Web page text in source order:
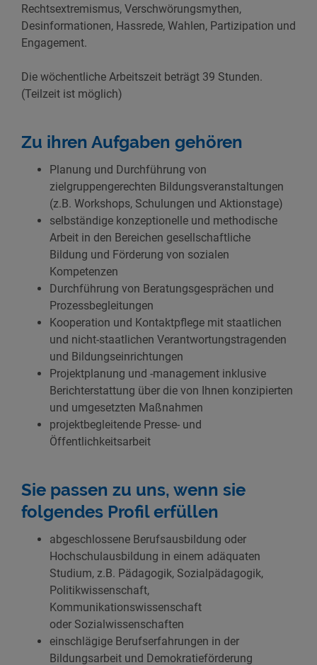
Rechtsextremismus, Verschwörungsmythen,
Desinformationen, Hassrede, Wahlen, Partizipation und
Engagement.
Die wöchentliche Arbeitszeit beträgt 39 Stunden.
(Teilzeit ist möglich)
Zu ihren Aufgaben gehören
Planung und Durchführung von
zielgruppengerechten Bildungsveranstaltungen
(z.B. Workshops, Schulungen und Aktionstage)
selbständige konzeptionelle und methodische
Arbeit in den Bereichen gesellschaftliche
Bildung und Förderung von sozialen
Kompetenzen
Durchführung von Beratungsgesprächen und
Prozessbegleitungen
Kooperation und Kontaktpflege mit staatlichen
und nicht-staatlichen Verantwortungstragenden
und Bildungseinrichtungen
Projektplanung und -management inklusive
Berichterstattung über die von Ihnen konzipierten
und umgesetzten Maßnahmen
projektbegleitende Presse- und
Öffentlichkeitsarbeit
Sie passen zu uns, wenn sie
folgendes Profil erfüllen
abgeschlossene Berufsausbildung oder
Hochschulausbildung in einem adäquaten
Studium, z.B. Pädagogik, Sozialpädagogik,
Politikwissenschaft,
Kommunikationswissenschaft
oder Sozialwissenschaften
einschlägige Berufserfahrungen in der
Bildungsarbeit und Demokratieförderung